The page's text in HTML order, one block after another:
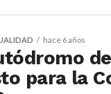
hace 6 años
para la